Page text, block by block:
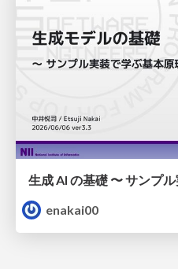
生成 AI の基礎 〜 サンプ
enakai00